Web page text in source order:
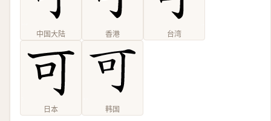
中国大陆 香港 台湾
日本 韩国